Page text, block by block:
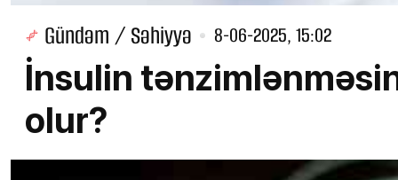
Gündəm / Səhiyyə 8-06-2025, 15:02
İnsulin
olur?